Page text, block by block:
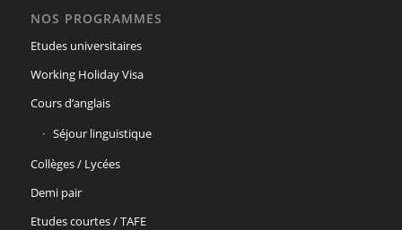
NOS PROGRAMMES
Etudes universitaires
Working Holiday Visa
Cours d’anglais
Séjour linguistique
Collèges / Lycées
Demi pair
Etudes courtes / TAFE